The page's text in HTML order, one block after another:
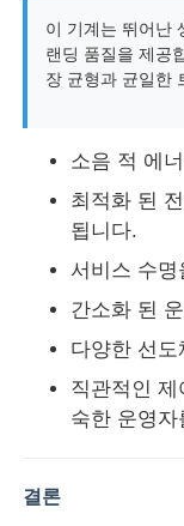
이중 트위스트
기갑 기계
포장기
싱글 트위스트
케이블링 머신
이 기계는 뛰어난
랜딩 품질을 제공
장 균형과 균일한
소음 적 에
최적화 된
됩니다.
서비스 수
간소화 된
다양한 선
직관적인
숙한 운영자
결론